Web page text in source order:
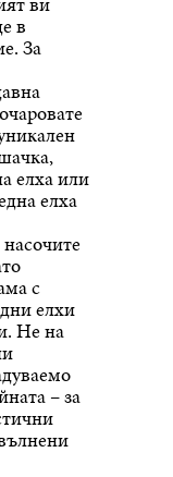
в
За
елха или
елха
с
елхи
Не на
– за